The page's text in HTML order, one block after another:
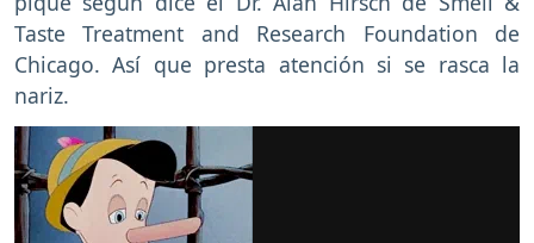
Taste Treatment and Research Foundation de
Chicago. Así que presta atención si se rasca la
nariz.